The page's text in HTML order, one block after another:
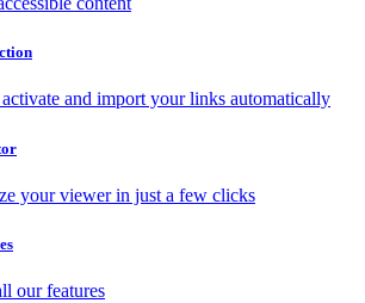
and import your links automatically
your viewer in just a few clicks
our features